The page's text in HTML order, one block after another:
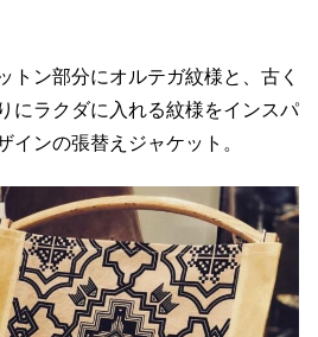
トン部分にオルテガ紋様と、古く
にラクダに入れる紋様をインスパ
インの張替えジャケット。